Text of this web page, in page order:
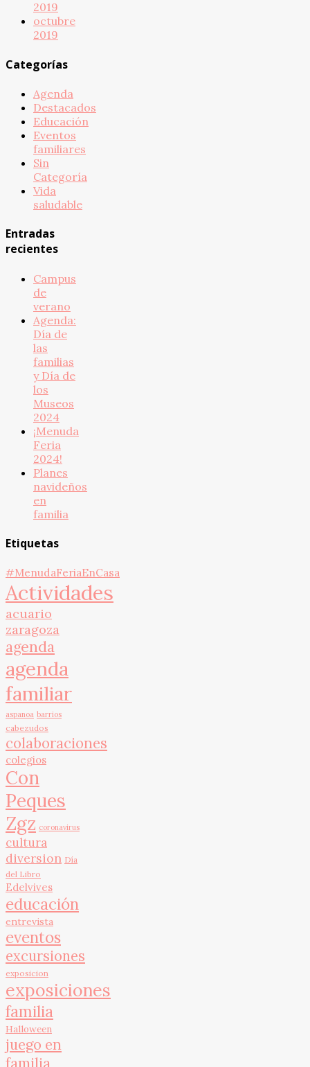
2019
octubre
2019
Categorías
Agenda
Destacados
Educación
Eventos
familiares
Sin
Categoría
Vida
saludable
Entradas
recientes
Campus
de
verano
Agenda:
Día de
las
familias
y Día de
los
Museos
2024
¡Menuda
Feria
2024!
Planes
navideños
en
familia
Etiquetas
#MenudaFeriaEnCasa
Actividades
acuario
zaragoza
agenda
agenda
familiar
aspanoa barrios
cabezudos
colaboraciones
colegios
Con
Peques
Zgz coronavirus
cultura
diversion Día
del Libro
Edelvives
educación
entrevista
eventos
excursiones
exposicion
exposiciones
familia
Halloween
juego en
familia